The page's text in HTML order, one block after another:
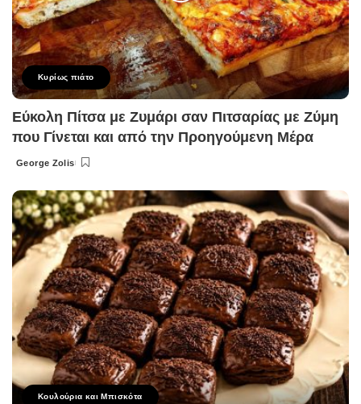
Κυρίως πιάτο
Εύκολη Πίτσα με Ζυμάρι σαν Πιτσαρίας με Ζύμη
που Γίνεται και από την Προηγούμενη Μέρα
Posted
George Zolis
Κουλούρια και Μπισκότα